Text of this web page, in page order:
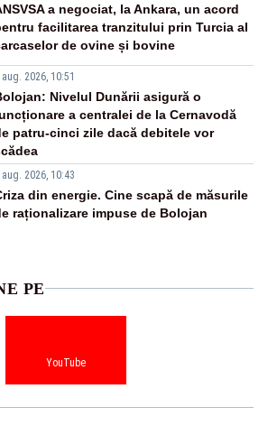
a negociat, la Ankara, un acord
facilitarea tranzitului prin Turcia al
de ovine și bovine
2026, 10:51
Nivelul Dunării asigură o
a centralei de la Cernavodă
patru-cinci zile dacă debitele vor
2026, 10:43
din energie. Cine scapă de măsurile
raționalizare impuse de Bolojan
PE
YouTube